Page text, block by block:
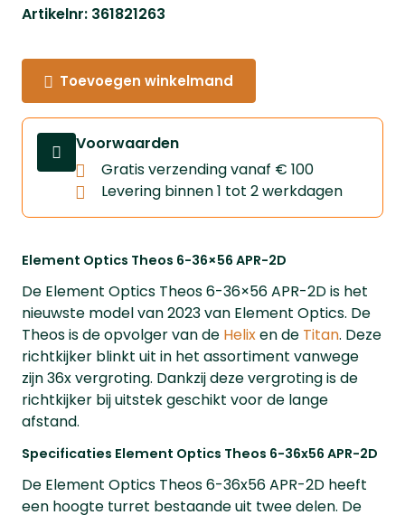
Element Optics Theos 6-36×56 APR-2D
De Element Optics Theos 6-36×56 APR-2D is het
nieuwste model van 2023 van Element Optics. De
Theos is de opvolger van de Helixen de Titan. Deze
richtkijker blinkt uit in het assortiment vanwege
zijn 36x vergroting. Dankzij deze vergroting is de
richtkijker bij uitstek geschikt voor de lange
afstand.
Specificaties Element Optics Theos 6-36x56 APR-2D
De Element Optics Theos 6-36x56 APR-2D heeft
een hoogte turret bestaande uit twee delen. De
Artikelnr: 361821263
Toevoegen winkelmand
Voorwaarden
Gratis verzending vanaf € 100
Levering binnen 1 tot 2 werkdagen